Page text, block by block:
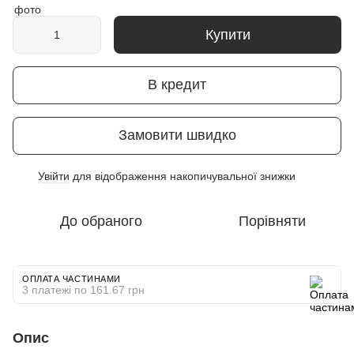
Купити
В кредит
Замовити швидко
Увійти для відображення накопичувальної знижки
До обраного Порівняти
ОПЛАТА ЧАСТИНАМИ
3 платежі по 161.67 грн
Опис